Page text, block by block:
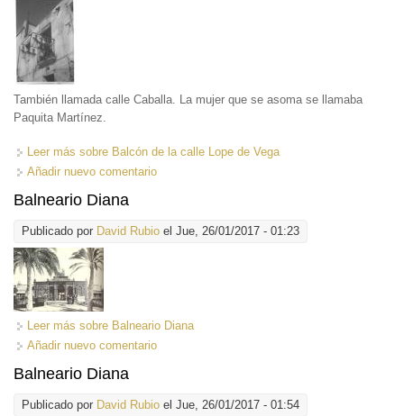
También llamada calle Caballa. La mujer que se asoma se llamaba
Paquita Martínez.
Leer más sobre Balcón de la calle Lope de Vega
Añadir nuevo comentario
Balneario Diana
Publicado por David Rubio el Jue, 26/01/2017 - 01:23
Leer más sobre Balneario Diana
Añadir nuevo comentario
Balneario Diana
Publicado por David Rubio el Jue, 26/01/2017 - 01:54